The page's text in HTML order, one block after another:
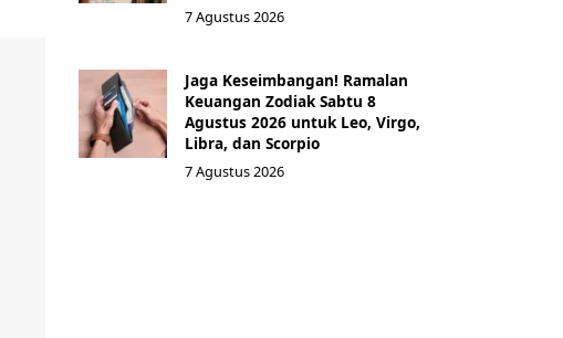
7 Agustus 2026
Jaga Keseimbangan! Ramalan
Keuangan Zodiak Sabtu 8
Agustus 2026 untuk Leo, Virgo,
Libra, dan Scorpio
7 Agustus 2026